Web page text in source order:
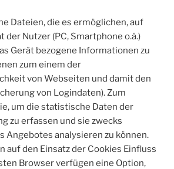
Dateien, die es ermöglichen, auf
Nutzer (PC, Smartphone o.ä.)
Gerät bezogene Informationen zu
zum einem der
von Webseiten und damit den
von Logindaten). Zum
um die statistische Daten der
zu erfassen und sie zwecks
Angebotes analysieren zu können.
auf den Einsatz der Cookies Einfluss
Browser verfügen eine Option,